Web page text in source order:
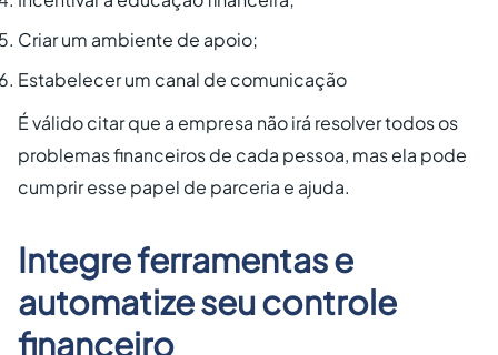
Criar um ambiente de apoio;
Estabelecer um canal de comunicação
É válido citar que a empresa não irá resolver todos os
problemas financeiros de cada pessoa, mas ela pode
cumprir esse papel de parceria e ajuda.
Integre ferramentas e
automatize seu controle
financeiro